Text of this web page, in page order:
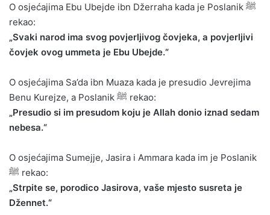
O osjećajima Ebu Ubejde ibn Džerraha kada je Poslanik ﷺ
rekao:
„Svaki narod ima svog povjerljivog čovjeka, a povjerljivi
čovjek ovog ummeta je Ebu Ubejde.“
O osjećajima Sa’da ibn Muaza kada je presudio Jevrejima
Benu Kurejze, a Poslanik ﷺ rekao:
„Presudio si im presudom koju je Allah donio iznad sedam
nebesa.“
O osjećajima Sumejje, Jasira i Ammara kada im je Poslanik
ﷺ rekao:
„Strpite se, porodico Jasirova, vaše mjesto susreta je
Džennet.“